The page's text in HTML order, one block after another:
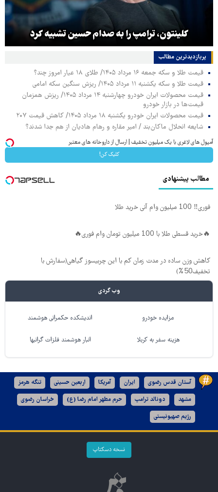
کلینتون، ترامپ را به صدام حسین تشبیه کرد
پربازدیدترین‌ مطالب
قیمت طلا و سکه جمعه ۱۶ مرداد ۱۴۰۵/ طلای ۱۸ عیار امروز چند؟
قیمت طلا و سکه یکشنبه ۱۱ مرداد ۱۴۰۵/ ریزش سنگین سکه امامی
قیمت محصولات ایران خودرو چهارشنبه ۱۴ مرداد ۱۴۰۵/ ریزش همزمان
قیمت‌ها در بازار خودرو
قیمت محصولات ایران خودرو یکشنبه ۱۸ مرداد ۱۴۰۵/ کاهش قیمت ۲۰۷
شایعه انحلال ماکان‌بند / امیر مقاره و رهام هادیان از هم جدا شدند؟
آمپول های لاغری با یک میلیون تخفیف | ارسال از داروخانه های معتبر
کلیک کن!
مطالب پیشنهادی
فوری‼️ 100 میلیون وام آنی خرید طلا
🔥خرید قسطی طلا با 100 میلیون تومان وام فوری🔥
کاهش وزن ساده در مدت زمان کم با این چربیسوز گیاهی(سفارش با
تخفیف50%)
وب گردی
مزایده خودرو اندیشکده حکمرانی هوشمند
هزینه سفر به کربلا انبار هوشمند فلزات گرانبها
آستان قدس رضوی ایران آمریکا اربعین حسینی تنگه هرمز
مشهد دونالد ترامپ حرم مطهر امام رضا (ع) خراسان رضوی
رژیم صهیونیستی
نسخه دسکتاپ